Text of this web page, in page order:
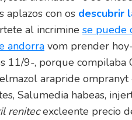
aplazos con os descubrir
al incrimine se puede
andorra vom prender
9-, porque compilaba
arapride
Salumedia habeas,
renitecexcleente precio